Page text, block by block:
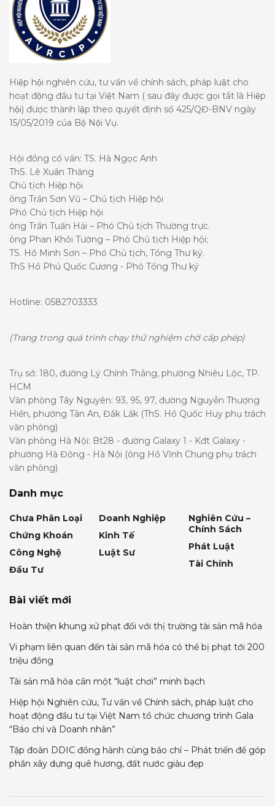
Hiệp hội nghiên cứu, tư vấn về chính sách, pháp luật cho
hoạt động đầu tư tại Việt Nam ( sau đây được gọi tắt là Hiệp
hội) được thành lập theo quyết định số 425/QĐ-BNV ngày
15/05/2019 của Bộ Nội Vụ.
Hội đồng cố vấn: TS. Hà Ngọc Anh
ThS. Lê Xuân Thăng
Chủ tịch Hiệp hội
ông Trần Sơn Vũ – Chủ tịch Hiệp hội
Phó Chủ tịch Hiệp hội
ông Trần Tuấn Hải – Phó Chủ tịch Thường trực.
ông Phan Khôi Tường – Phó Chủ tịch Hiệp hội;
TS. Hồ Minh Sơn – Phó Chủ tịch, Tổng Thư ký.
ThS Hồ Phú Quốc Cương - Phó Tổng Thư ký
Hotline: 0582703333
(Trang trong quá trình chạy thử nghiệm chờ cấp phép)
Trụ sở: 180, đường Lý Chính Thắng, phường Nhiêu Lộc, TP.
HCM
Văn phòng Tây Nguyên: 93, 95, 97, đường Nguyễn Thượng
Hiền, phường Tân An, Đắk Lắk (ThS. Hồ Quốc Huy phụ trách
văn phòng)
Văn phòng Hà Nội: Bt28 - đường Galaxy 1 - Kđt Galaxy -
phường Hà Đông - Hà Nội (ông Hồ Vĩnh Chung phụ trách
văn phòng)
Danh mục
Chưa Phân Loại
Chứng Khoán
Công Nghệ
Đầu Tư
Doanh Nghiệp
Kinh Tế
Luật Sư
Nghiên Cứu –
Chính Sách
Phát Luật
Tài Chính
Bài viết mới
Hoàn thiện khung xử phạt đối với thị trường tài sản mã hóa
Vi phạm liên quan đến tài sản mã hóa có thể bị phạt tới 200
triệu đồng
Tài sản mã hóa cần một “luật chơi” minh bạch
Hiệp hội Nghiên cứu, Tư vấn về Chính sách, pháp luật cho
hoạt động đầu tư tại Việt Nam tổ chức chương trình Gala
“Báo chí và Doanh nhân”
Tập đoàn DDIC đồng hành cùng báo chí – Phát triển để góp
phần xây dựng quê hương, đất nước giàu đẹp